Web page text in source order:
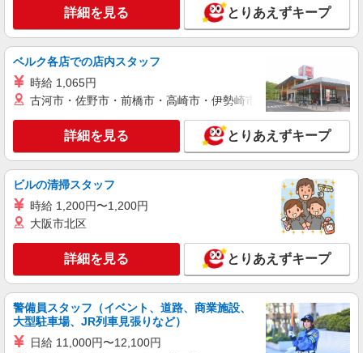
大阪府堺市堺区三宝町
キープ
正社員
株式会社デジマ
組立・ピッキング・検品
月給200,000円〜270,000円＋別途残業手当、
他 ※経験・能力による
キープ 詳細を見る
パート
物流センターでのフォークリフトオペレーター
時給1,400円〜
≪アズコムMC大阪センター≫ 大阪府堺市堺区
南島町5丁162番 ★車・バイク・自転車通勤
詳細を見る とりあえずキープ
ベルク各店での店内スタッフ
時給 1,065円
古河市・佐野市・前橋市・高崎市・伊勢崎市・太田市・館林市
詳細を見る とりあえずキープ
ビルの清掃スタッフ
時給 1,200円〜1,200円
大阪市北区
詳細を見る とりあえずキープ
警備員スタッフ（イベント、道路、商業施設、
大型駐車場、JR列車見張りなど）
日給 11,000円〜12,100円